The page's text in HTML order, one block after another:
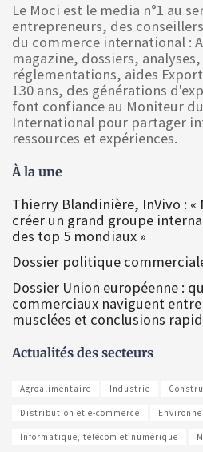
Le Moci est le media n°1 au
entrepreneurs, des
du commerce international :
magazine, dossiers,
réglementations, aides
130 ans, des générations
font confiance au Moniteur
International pour partager
ressources et expériences.
À la une
Thierry Blandinière, InVivo : «
créer un grand groupe
des top 5 mondiaux »
Dossier politique
Dossier Union européenne :
commerciaux naviguent
musclées et conclusions
Actualités des secteurs
Agroalimentaire Industrie
Distribution et e-commerce
Informatique, télécom et numérique